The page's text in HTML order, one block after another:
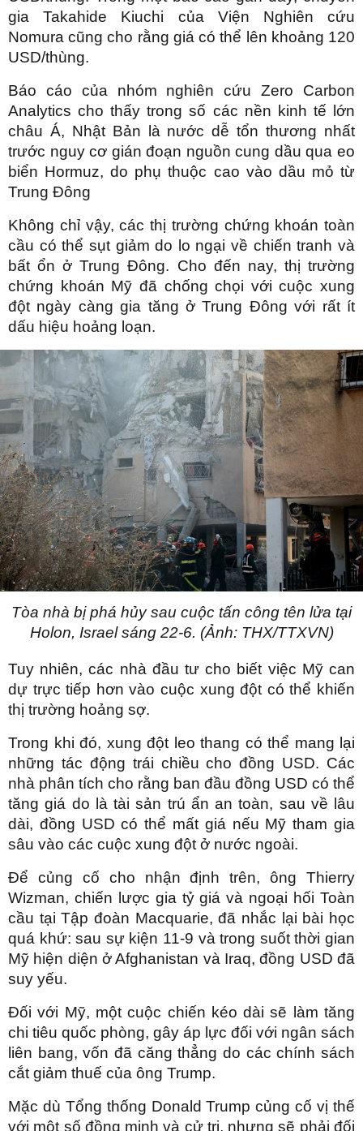
gia Takahide Kiuchi của Viện Nghiên cứu
Nomura cũng cho rằng giá có thể lên khoảng 120
USD/thùng.
Báo cáo của nhóm nghiên cứu Zero Carbon
Analytics cho thấy trong số các nền kinh tế lớn
châu Á, Nhật Bản là nước dễ tổn thương nhất
trước nguy cơ gián đoạn nguồn cung dầu qua eo
biển Hormuz, do phụ thuộc cao vào dầu mỏ từ
Trung Đông
Không chỉ vậy, các thị trường chứng khoán toàn
cầu có thể sụt giảm do lo ngại về chiến tranh và
bất ổn ở Trung Đông. Cho đến nay, thị trường
chứng khoán Mỹ đã chống chọi với cuộc xung
đột ngày càng gia tăng ở Trung Đông với rất ít
dấu hiệu hoảng loạn.
Tòa nhà bị phá hủy sau cuộc tấn công tên lửa tại
Holon, Israel sáng 22-6. (Ảnh: THX/TTXVN)
Tuy nhiên, các nhà đầu tư cho biết việc Mỹ can
dự trực tiếp hơn vào cuộc xung đột có thể khiến
thị trường hoảng sợ.
Trong khi đó, xung đột leo thang có thể mang lại
những tác động trái chiều cho đồng USD. Các
nhà phân tích cho rằng ban đầu đồng USD có thể
tăng giá do là tài sản trú ẩn an toàn, sau về lâu
dài, đồng USD có thể mất giá nếu Mỹ tham gia
sâu vào các cuộc xung đột ở nước ngoài.
Để củng cố cho nhận định trên, ông Thierry
Wizman, chiến lược gia tỷ giá và ngoại hối Toàn
cầu tại Tập đoàn Macquarie, đã nhắc lại bài học
quá khứ: sau sự kiện 11-9 và trong suốt thời gian
Mỹ hiện diện ở Afghanistan và Iraq, đồng USD đã
suy yếu.
Đối với Mỹ, một cuộc chiến kéo dài sẽ làm tăng
chi tiêu quốc phòng, gây áp lực đối với ngân sách
liên bang, vốn đã căng thẳng do các chính sách
cắt giảm thuế của ông Trump.
Mặc dù Tổng thống Donald Trump củng cố vị thế
với một số đồng minh và cử tri, nhưng sẽ phải đối